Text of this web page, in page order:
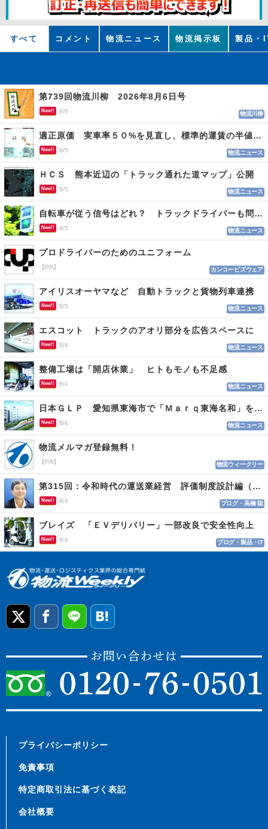
すべて コメント 物流ニュース 物流掲示板 製品・
第739回物流川柳 2026年8月6日号
New!! 8/6 物流川柳
適正原価 実車率５０%を見直し、標準的運賃の半値の恐れも
New!! 8/5 物流ニュース
ＨＣＳ 熊本近辺の「トラック通れた道マップ」公開
New!! 8/5 物流ニュース
自転車が従う信号はどれ？ トラックドライバーも問われる認識
New!! 8/5 物流ニュース
プロドライバーのためのユニフォーム
【PR】 カンコービズウェア
アイリスオーヤマなど 自動トラックと貨物列車連携
New!! 8/5 物流ニュース
エスコット トラックのアオリ部分を広告スペースに
New!! 8/4 物流ニュース
整備工場は「開店休業」 ヒトもモノも不足感
New!! 8/4 物流ニュース
日本ＧＬＰ 愛知県東海市で「Ｍａｒｑ東海名和」を開発
New!! 8/4 物流ニュース
物流メルマガ登録無料！
【PR】 物流ウィークリー
第315回：令和時代の運送業経営 評価制度設計編（１１５）
New!! 8/4 ブログ・高橋 聡
ブレイズ 「ＥＶデリバリー」一部改良で安全性向上
New!! 8/4 ブログ・製品・IT
プライバシーポリシー
免責事項
特定商取引法に基づく表記
会社概要